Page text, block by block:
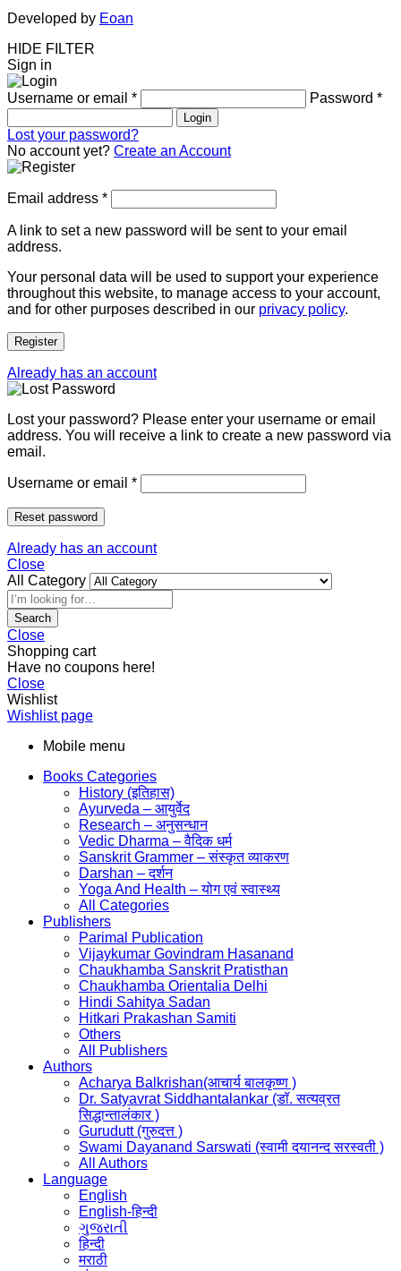
Developed by Eoan
HIDE FILTER
Sign in
Username or email * Password *
Login
Lost your password?
No account yet? Create an Account
Email address *
A link to set a new password will be sent to your email
address.
Your personal data will be used to support your experience
throughout this website, to manage access to your account,
and for other purposes described in our privacy policy.
Register
Already has an account
Lost your password? Please enter your username or email
address. You will receive a link to create a new password via
email.
Username or email *
Reset password
Already has an account
Close
All Category
Search
Close
Shopping cart
Have no coupons here!
Close
Wishlist
Wishlist page
Mobile menu
Books Categories
History (इतिहास)
Ayurveda – आयुर्वेद
Research – अनुसन्धान
Vedic Dharma – वैदिक धर्म
Sanskrit Grammer – संस्कृत व्याकरण
Darshan – दर्शन
Yoga And Health – योग एवं स्वास्थ्य
All Categories
Publishers
Parimal Publication
Vijaykumar Govindram Hasanand
Chaukhamba Sanskrit Pratisthan
Chaukhamba Orientalia Delhi
Hindi Sahitya Sadan
Hitkari Prakashan Samiti
Others
All Publishers
Authors
Acharya Balkrishan(आचार्य बालकृष्ण )
Dr. Satyavrat Siddhantalankar (डॉ. सत्यव्रत
सिद्धान्तालंकार )
Gurudutt (गुरुदत्त )
Swami Dayanand Sarswati (स्वामी दयानन्द सरस्वती )
All Authors
Language
English
English-हिन्दी
ગુજરાતી
हिन्दी
मराठी